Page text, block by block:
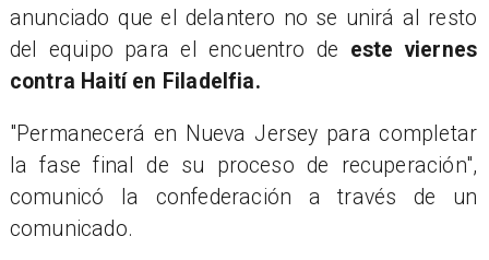
anunciado que el delantero no se unirá al resto
del equipo para el encuentro de este viernes
contra Haití en Filadelfia.
"Permanecerá en Nueva Jersey para completar
la fase final de su proceso de recuperación",
comunicó la confederación a través de un
comunicado.